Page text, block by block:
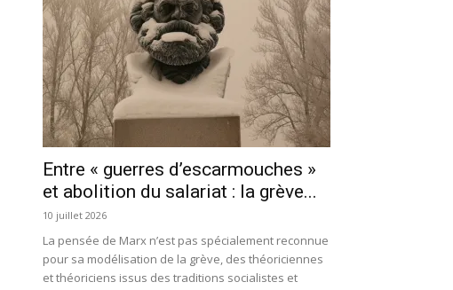
Entre « guerres d’escarmouches »
et abolition du salariat : la grève...
10 juillet 2026
La pensée de Marx n’est pas spécialement reconnue
pour sa modélisation de la grève, des théoriciennes
et théoriciens issus des traditions socialistes et